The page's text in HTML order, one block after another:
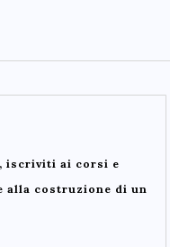
iscriviti ai corsi e
alla costruzione di un